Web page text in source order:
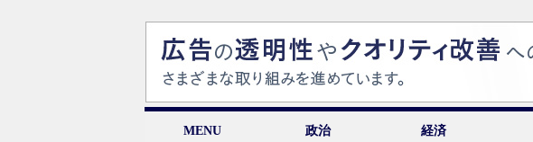
MENU 政治 経済